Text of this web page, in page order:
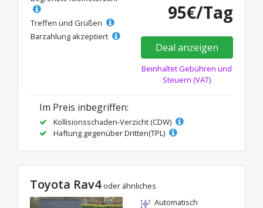
Treffen und Grüßen
Barzahlung akzeptiert
95€/Tag
Deal anzeigen
Beinhaltet Gebühren und
Steuern (VAT)
Im Preis inbegriffen:
Kollisionsschaden-Verzicht (CDW)
Haftung gegenüber Dritten(TPL)
Toyota Rav4 oder ähnliches
Automatisch